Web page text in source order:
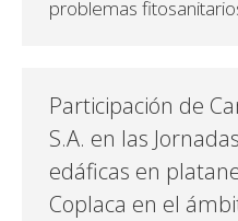
problemas
Participación de
S.A. en las
edáficas en
Coplaca en el